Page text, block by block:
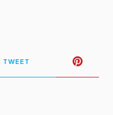
TWEET